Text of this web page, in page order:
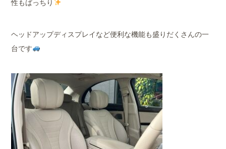
性もばっちり
ヘッドアップディスプレイなど便利な機能も盛りだくさんの一
台です